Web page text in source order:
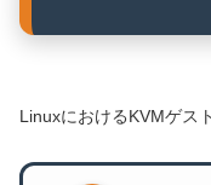
LinuxにおけるKVMゲス